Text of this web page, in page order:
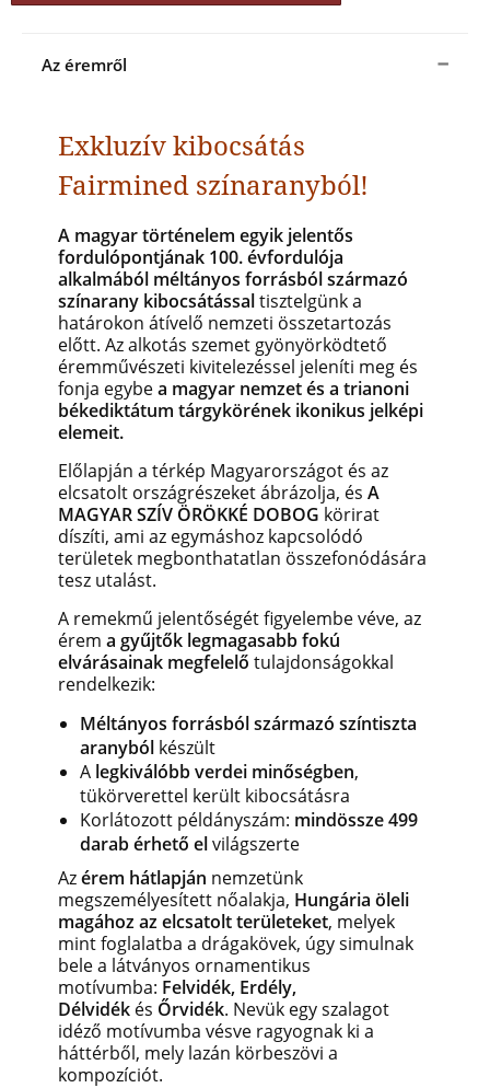
Az éremről
Exkluzív kibocsátás
Fairmined színaranyból!
A magyar történelem egyik jelentős
fordulópontjának 100. évfordulója
alkalmából méltányos forrásból származó
színarany kibocsátássaltisztelgünk a
határokon átívelő nemzeti összetartozás
előtt. Az alkotás szemet gyönyörködtető
éremművészeti kivitelezéssel jeleníti meg és
fonja egybea magyar nemzet és a trianoni
békediktátum tárgykörének ikonikus jelképi
elemeit.
Előlapján a térkép Magyarországot és az
elcsatolt országrészeket ábrázolja, és A
MAGYAR SZÍV ÖRÖKKÉ DOBOG körirat
díszíti, ami az egymáshoz kapcsolódó
területek megbonthatatlan összefonódására
tesz utalást.
A remekmű jelentőségét figyelembe véve, az
érem a gyűjtők legmagasabb fokú
elvárásainak megfelelő tulajdonságokkal
rendelkezik:
Méltányos forrásból származó színtiszta
aranyból készült
A legkiválóbb verdei minőségben,
tükörverettel került kibocsátásra
Korlátozott példányszám: mindössze 499
darab érhető elvilágszerte
Azérem hátlapján nemzetünk
megszemélyesített nőalakja, Hungária öleli
magához az elcsatolt területeket, melyek
mint foglalatba a drágakövek, úgy simulnak
bele a látványos ornamentikus
motívumba: Felvidék, Erdély,
Délvidék és Őrvidék. Nevük egy szalagot
idéző motívumba vésve ragyognak ki a
háttérből, mely lazán körbeszövi a
kompozíciót.